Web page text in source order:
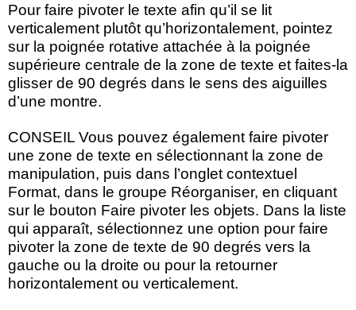
Pour faire pivoter le texte afin qu’il se lit
verticalement plutôt qu’horizontalement, pointez
sur la poignée rotative attachée à la poignée
supérieure centrale de la zone de texte et faites-la
glisser de 90 degrés dans le sens des aiguilles
d’une montre.
CONSEIL Vous pouvez également faire pivoter
une zone de texte en sélectionnant la zone de
manipulation, puis dans l’onglet contextuel
Format, dans le groupe Réorganiser, en cliquant
sur le bouton Faire pivoter les objets. Dans la liste
qui apparaît, sélectionnez une option pour faire
pivoter la zone de texte de 90 degrés vers la
gauche ou la droite ou pour la retourner
horizontalement ou verticalement.